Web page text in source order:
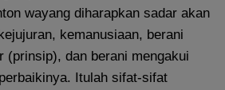
wayang diharapkan sadar akan
kemanusiaan, berani
(prinsip), dan berani mengakui
Itulah sifat-sifat